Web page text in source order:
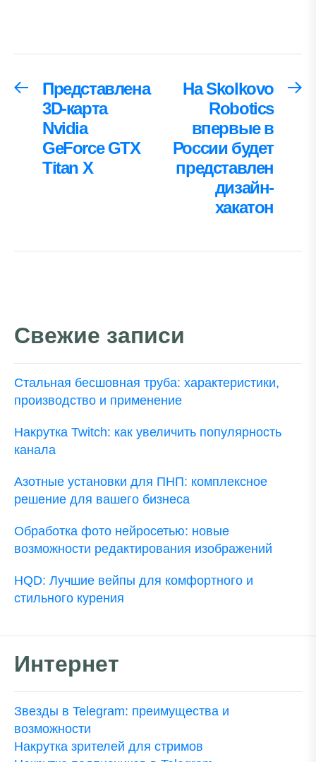
Навигация
записям
Предыдущая
запись:
Представлена
3D-карта
Nvidia
GeForce GTX
Titan X
На Skolkovo
Robotics
впервые в
России будет
представлен
дизайн-
хакатон
Свежие записи
Стальная бесшовная труба: характеристики,
производство и применение
Накрутка Twitch: как увеличить популярность
канала
Азотные установки для ПНП: комплексное
решение для вашего бизнеса
Обработка фото нейросетью: новые
возможности редактирования изображений
HQD: Лучшие вейпы для комфортного и
стильного курения
Интернет
Звезды в Telegram: преимущества и
возможности
Накрутка зрителей для стримов